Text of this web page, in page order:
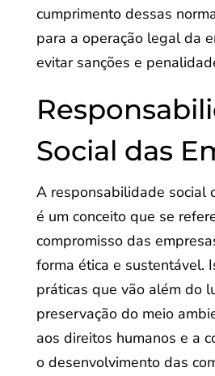
cumprimento dessas
para a operação legal da
evitar sanções e
Social das
A responsabilidade social
é um conceito que se
compromisso das
forma ética e sustentável.
práticas que vão além do
preservação do meio
aos direitos humanos e a
o desenvolvimento das